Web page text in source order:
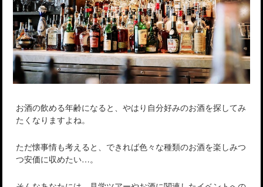
お酒の飲める年齢になると、やはり自分好みのお酒を探してみ
たくなりますよね。
ただ懐事情も考えると、できれば色々な種類のお酒を楽しみつ
つ安価に収めたい…。